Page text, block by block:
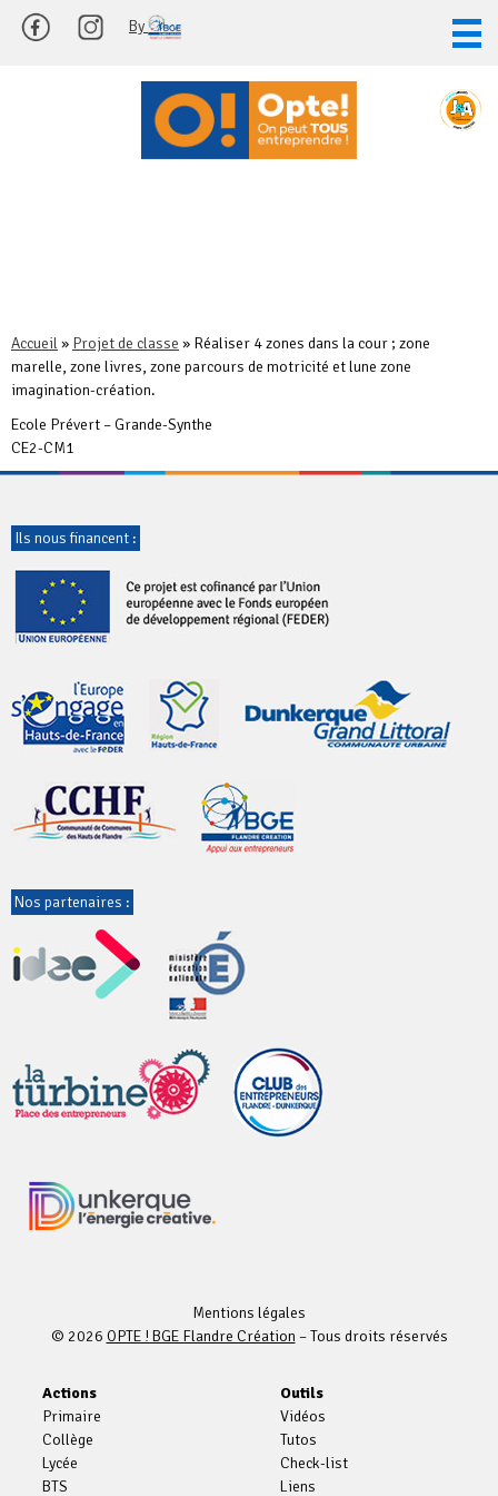
By
Accueil » Projet de classe » Réaliser 4 zones dans la cour ; zone
marelle, zone livres, zone parcours de motricité et lune zone
imagination-création.
Ecole Prévert – Grande-Synthe
CE2-CM1
Ils nous financent :
Nos partenaires :
Mentions légales
© 2026 OPTE ! BGE Flandre Création – Tous droits réservés
Actions
Primaire
Collège
Lycée
BTS
Outils
Vidéos
Tutos
Check-list
Liens